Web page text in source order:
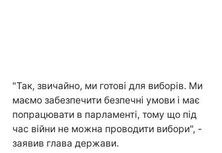
"Так, звичайно, ми готові для виборів. Ми
маємо забезпечити безпечні умови і має
попрацювати в парламенті, тому що під
час війни не можна проводити вибори", -
заявив глава держави.